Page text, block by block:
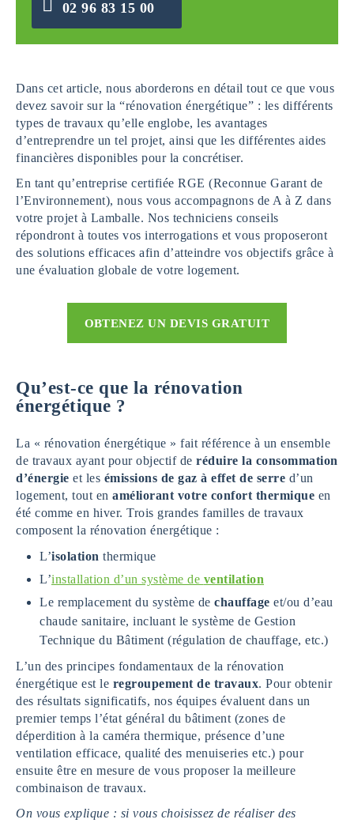
02 96 83 15 00
Dans cet article, nous aborderons en détail tout ce que vous
devez savoir sur la “rénovation énergétique” : les différents
types de travaux qu’elle englobe, les avantages
d’entreprendre un tel projet, ainsi que les différentes aides
financières disponibles pour la concrétiser.
En tant qu’entreprise certifiée RGE (Reconnue Garant de
l’Environnement), nous vous accompagnons de A à Z dans
votre projet à Lamballe. Nos techniciens conseils
répondront à toutes vos interrogations et vous proposeront
des solutions efficaces afin d’atteindre vos objectifs grâce à
une évaluation globale de votre logement.
OBTENEZ UN DEVIS GRATUIT
Qu’est-ce que la rénovation
énergétique ?
La « rénovation énergétique » fait référence à un ensemble
de travaux ayant pour objectif de réduire la consommation
d’énergie et les émissions de gaz à effet de serre d’un
logement, tout en améliorant votre confort thermique en
été comme en hiver. Trois grandes familles de travaux
composent la rénovation énergétique :
L’isolation thermique
L’installation d’un système de ventilation
Le remplacement du système de chauffage et/ou d’eau
chaude sanitaire, incluant le système de Gestion
Technique du Bâtiment (régulation de chauffage, etc.)
L’un des principes fondamentaux de la rénovation
énergétique est le regroupement de travaux. Pour obtenir
des résultats significatifs, nos équipes évaluent dans un
premier temps l’état général du bâtiment (zones de
déperdition à la caméra thermique, présence d’une
ventilation efficace, qualité des menuiseries etc.) pour
ensuite être en mesure de vous proposer la meilleure
combinaison de travaux.
On vous explique : si vous choisissez de réaliser des